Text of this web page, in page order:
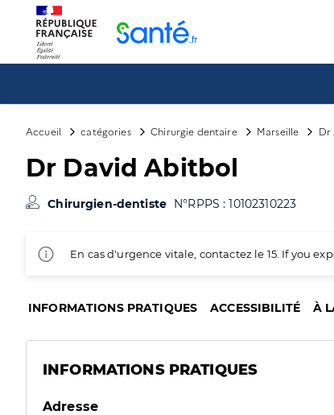
Accueil catégories Chirurgie dentaire Marseille Dr
Dr David Abitbol
Chirurgien-dentiste N°RPPS : 10102310223
En cas d'urgence vitale, contactez le 15. If you
INFORMATIONS PRATIQUES ACCESSIBILITÉ À
INFORMATIONS PRATIQUES
Adresse
Panneau de gestion des cookies